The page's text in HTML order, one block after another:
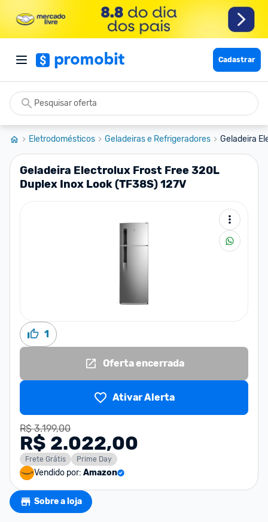
Cadastrar
Eletrodomésticos Geladeiras e Refrigeradores Geladeira
Geladeira Electrolux Frost Free 320L
Duplex Inox Look (TF38S) 127V
1
Oferta encerrada
Ativar Alerta
R$ 3.199,00
R$ 2.022,00
Frete Grátis Prime Day
Vendido por: Amazon
Sobre a loja